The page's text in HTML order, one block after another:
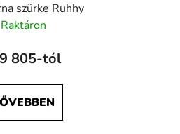
szürke Ruhhy
Raktáron
805-tól